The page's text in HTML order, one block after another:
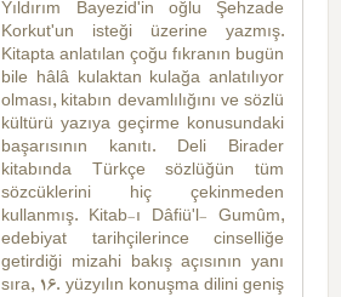
Yıldırım Bayezid'in oğlu Şehzade
Korkut'un isteği üzerine yazmış.
Kitapta anlatılan çoğu fıkranın bugün
bile hâlâ kulaktan kulağa anlatılıyor
olması, kitabın devamlılığını ve sözlü
kültürü yazıya geçirme konusundaki
başarısının kanıtı. Deli Birader
kitabında Türkçe sözlüğün tüm
sözcüklerini hiç çekinmeden
kullanmış. Kitab-ı Dâfiü'l- Gumûm,
edebiyat tarihçilerince cinselliğe
getirdiği mizahi bakış açısının yanı
sıra, 16. yüzyılın konuşma dilini geniş